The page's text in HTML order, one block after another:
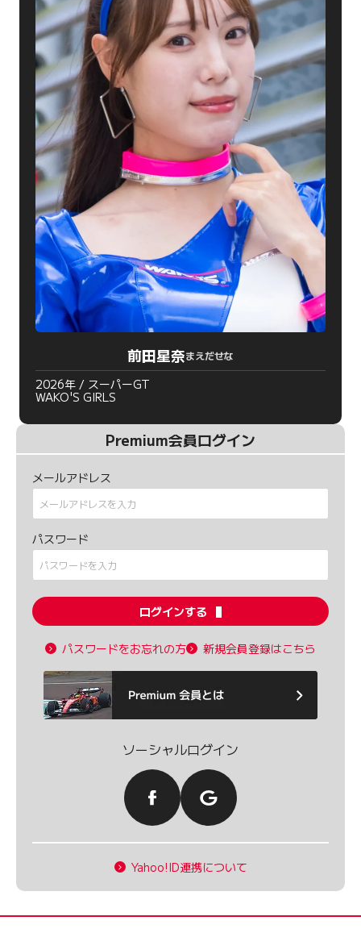
前田星奈まえだせな
2026年 / スーパーGT
WAKO'S GIRLS
Premium会員ログイン
メールアドレス
パスワード
ログインする
パスワードをお忘れの方 新規会員登録はこちら
ソーシャルログイン
Yahoo!ID連携について